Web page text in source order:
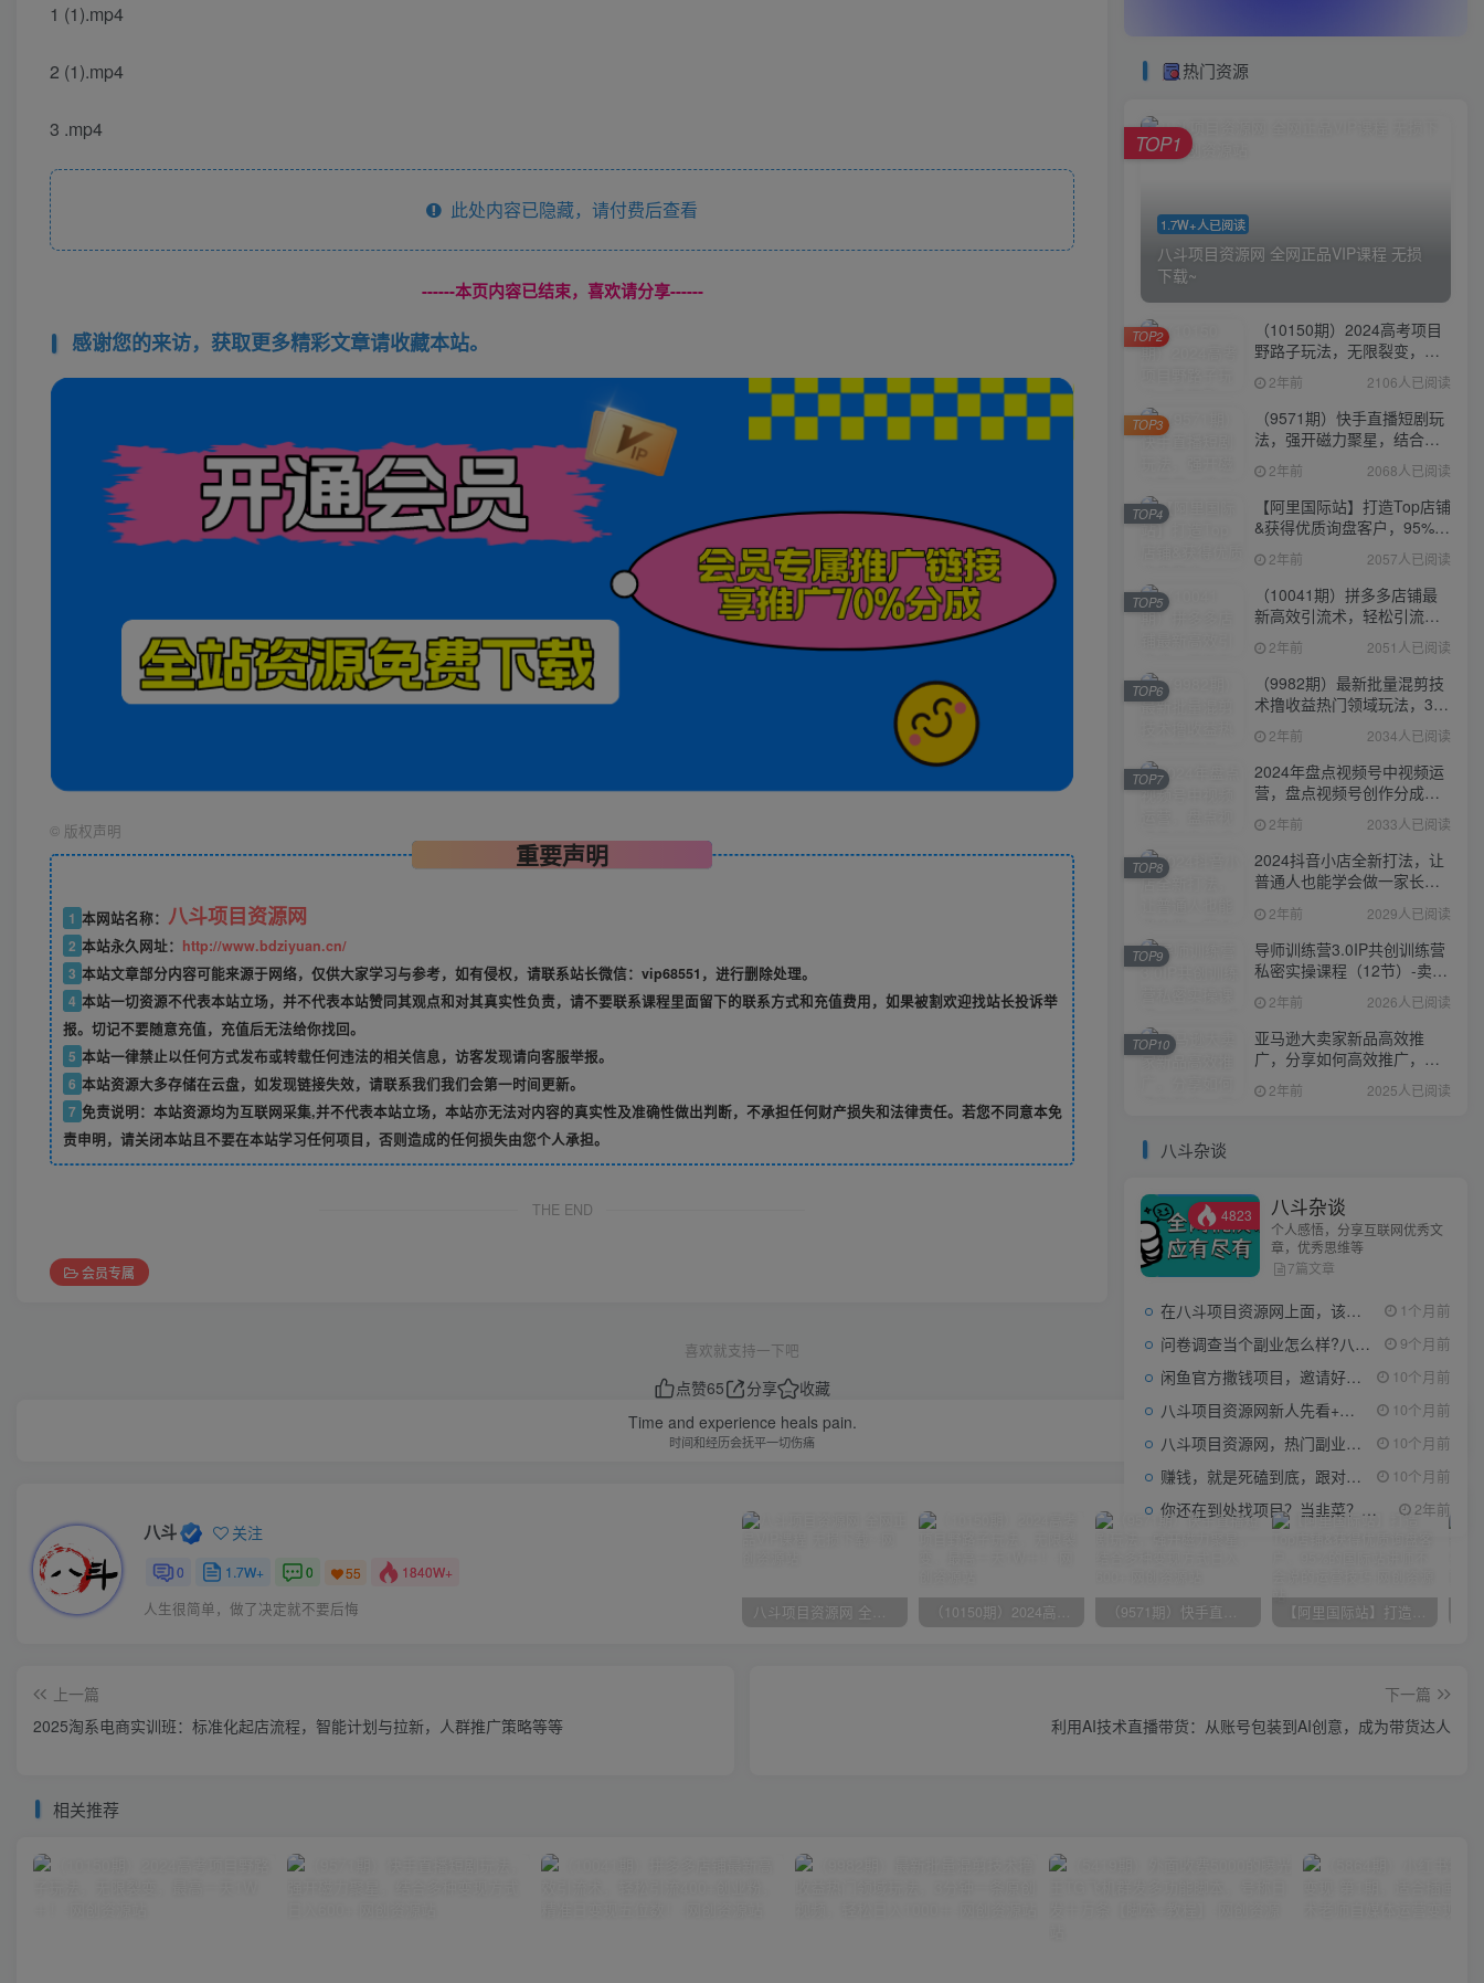
1 (1).mp4
2 (1).mp4
3 .mp4
此处内容已隐藏，请付费后查看
------本页内容已结束，喜欢请分享------
感谢您的来访，获取更多精彩文章请收藏本站。
© 版权声明
重要声明
1 本网站名称： 八斗项目资源网
2 本站永久网址： http://www.bdziyuan.cn/
3 本站文章部分内容可能来源于网络，仅供大家学习与参考，如有侵权，请联系站长微信：vip68551，进行删除处理。
4 本站一切资源不代表本站立场，并不代表本站赞同其观点和对其真实性负责，请不要联系课程里面留下的联系方式和充值费用，如果被割欢迎找站长投诉举
报。切记不要随意充值，充值后无法给你找回。
5 本站一律禁止以任何方式发布或转载任何违法的相关信息，访客发现请向客服举报。
6 本站资源大多存储在云盘，如发现链接失效，请联系我们我们会第一时间更新。
7 免责说明：本站资源均为互联网采集,并不代表本站立场，本站亦无法对内容的真实性及准确性做出判断，不承担任何财产损失和法律责任。若您不同意本免
责申明，请关闭本站且不要在本站学习任何项目，否则造成的任何损失由您个人承担。
THE END
会员专属
喜欢就支持一下吧
点赞65 分享
收藏
Time and experience heals pain.
时间和经历会抚平一切伤痛
八斗 关注
0 1.7W+ 0 55 1840W+
人生很简单，做了决定就不要后悔 八斗项目资源网 全网正品VIP课程 无损下载~ （10150期）2024高考项目野路子玩法，无限裂变，最高一天1W＋！ （9571期）快手直播短剧玩法，强开磁力聚星，结合多种变现方式日入600+ 【阿里国际站】打造Top店铺&获得优质询盘客户，​95%的国际站讲师不会说的运营技巧
上一篇
2025淘系电商实训班：标准化起店流程，智能计划与拉新，人群推广策略等等
下一篇
利用AI技术直播带货：从账号包装到AI创意，成为带货达人
相关推荐
热门资源
1.7W+人已阅读
八斗项目资源网 全网正品VIP课程 无损
下载~
TOP1
（10150期）2024高考项目
野路子玩法，无限裂变，最
高一天1W＋！
2年前 2106人已阅读
TOP2
（9571期）快手直播短剧玩
法，强开磁力聚星，结合多
种变现方式日入600+
2年前 2068人已阅读
TOP3
【阿里国际站】打造Top店铺
&获得优质询盘客户，​95%的
国际站讲师不会说的运营技
巧 2年前 2057人已阅读
TOP4
（10041期）拼多多店铺最
新高效引流术，轻松引流
400+创业粉，精准日变现五
位数！
2年前 2051人已阅读
TOP5
（9982期）最新批量混剪技
术撸收益热门领域玩法，3分
钟一条原创视频，轻松日入
1000＋
2年前 2034人已阅读
TOP6
2024年盘点视频号中视频运
营，盘点视频号创作分成计
划，快速过原创日入300+
2年前 2033人已阅读
TOP7
2024抖音小店全新打法，让
普通人也能学会做一家长久
稳定赚钱的抖店
2年前 2029人已阅读
TOP8
导师训练营3.0IP共创训练营
私密实操课程（12节）-卖项
目的密码成功秘诀
2年前 2026人已阅读
TOP9
亚马逊大卖家新品高效推
广，分享如何高效推广，打
造百万美金爆款单品
2年前 2025人已阅读
TOP10
八斗杂谈
4823 八斗杂谈
个人感悟，分享互联网优秀文
章，优秀思维等
7篇文章
在八斗项目资源网上面，该看什么类型的赚钱项目 1个月前
问卷调查当个副业怎么样?八斗告诉你 9个月前
闲鱼官方撒钱项目，邀请好友领现金，单价1-8元，0成本可以当个小副业 10个月前
八斗项目资源网新人先看+领取【0撸小项目+互联网工具箱】 10个月前
八斗项目资源网，热门副业项目任你选，每日持续更新 10个月前
赚钱，就是死磕到底，跟对人做对事。 10个月前
你还在到处找项目？当韭菜？我靠项目资源网也能月如过万。 2年前